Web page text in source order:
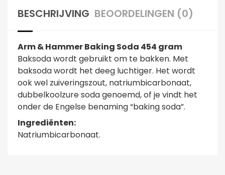
BESCHRIJVING BEOORDELINGEN (0)
Arm & Hammer Baking Soda 454 gram
Baksoda wordt gebruikt om te bakken. Met
baksoda wordt het deeg luchtiger. Het wordt
ook wel zuiveringszout, natriumbicarbonaat,
dubbelkoolzure soda genoemd, of je vindt het
onder de Engelse benaming “baking soda”.
Ingrediënten:
Natriumbicarbonaat.